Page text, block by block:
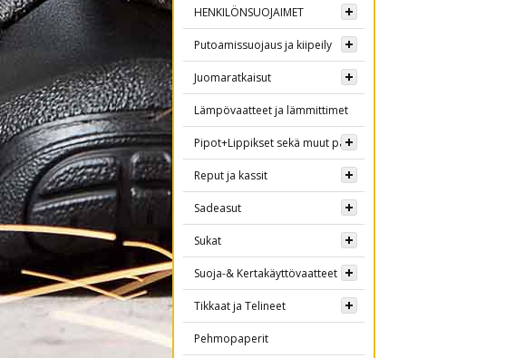
HENKILÖNSUOJAIMET
Putoamissuojaus ja kiipeily
Juomaratkaisut
Lämpövaatteet ja lämmittimet
Pipot+Lippikset sekä muut päähineet
Reput ja kassit
Sadeasut
Sukat
Suoja-& Kertakäyttövaatteet
Tikkaat ja Telineet
Pehmopaperit